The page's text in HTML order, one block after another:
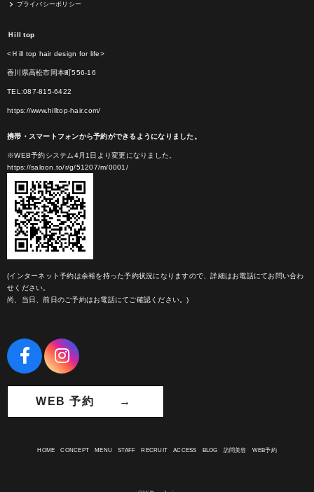
プライバシーポリシー
Ｈill top
<Ｈill top hair design for life>
香川県高松市岡本町556-16
TEL:087-815-6422
https://www.hilltop-hair.com/
携帯・スマートフォンから予約ができるようになりました。
※WEB予約システム4月1日より変更になりました。
https://saloon.to/r/g/51207/m/0001/
(インターネット予約は余裕を持った予約状況になりますので、詳細はお電話にてお問い合わ
せください。
尚、当日、前日のご予約はお電話にてご確認ください。)
WEB 予約 →
HOME CONCEPT MENU STAFF RECRUIT ACCESS BLOG 訪問美容 WEB予約